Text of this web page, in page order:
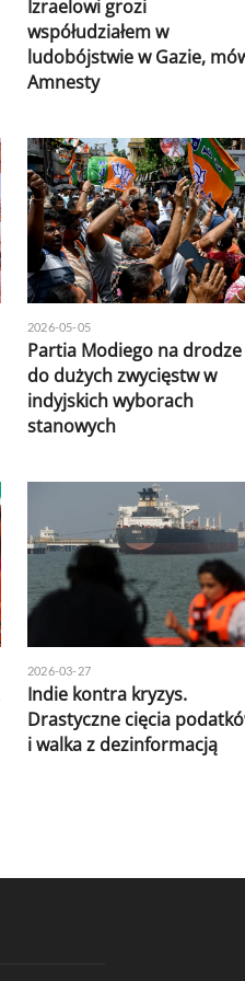
Izraelowi grozi
współudziałem w
ludobójstwie w Gazie,
Amnesty
2026-05-05
Partia Modiego na drodze
do dużych zwycięstw w
indyjskich wyborach
stanowych
2026-03-27
Indie kontra kryzys.
Drastyczne cięcia
i walka z dezinformacją